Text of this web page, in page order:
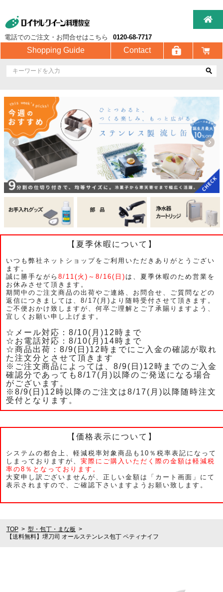
電話でのご注文・お問合せはこちら 0120-68-7717
Shopping Guide Contact
【夏季休暇について】
いつも弊社ネットショップをご利用いただきありがとうござい
ます。
誠に勝手ながら 8/11(火)～8/16(日) は、夏季休暇のため営業を
お休みさせて頂きます。
期間中のご注文商品の出荷やご連絡、お問合せ、ご質問などの
返信につきましては、8/17(月)より随時受付させて頂きます。
ご不便おかけ致しますが、何卒ご理解とご了承賜りますよう、
宜しくお願い申し上げます。
☆メール対応：8/10(月)12時まで
☆お電話対応：8/10(月)14時まで
☆商品出荷：8/9(日)12時までにご入金の確認が取れ
た注文分とさせて頂きます
※ご注文商品によっては、8/9(日)12時までのご入金
確認分であっても8/17(月)以降のご発送になる場合
がございます。
※8/9(日)12時以降のご注文は8/17(月)以降随時注文
受付となります。
【価格表示について】
システムの都合上、軽減税率対象商品も10％税率表記になって
しまっておりますが、 実際にご購入いただく際の金額は軽減税
率の8％となっております。
大変申し訳ございませんが、正しい金額は「カート画面」にて
表示されますので、ご確認下さいますようお願い致します。
TOP
型・包丁・まな板
【送料無料】堺刀司 オールステンレス包丁 ペティナイフ